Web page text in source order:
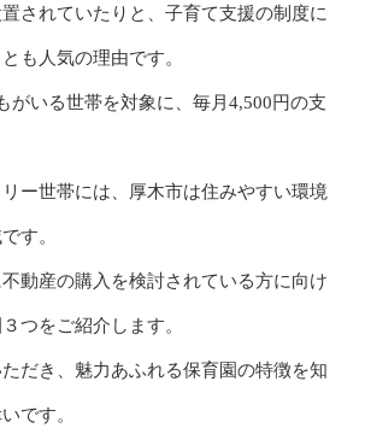
されていたりと、子育て支援の制度に
も人気の理由です。
がいる世帯を対象に、毎月4,500円の支
ー世帯には、厚木市は住みやすい環境
す。
動産の購入を検討されている方に向け
つをご紹介します。
だき、魅力あふれる保育園の特徴を知
です。